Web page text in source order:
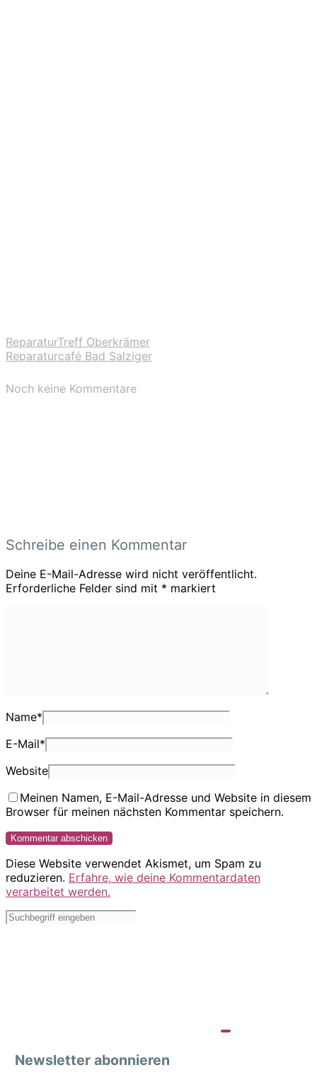
ReparaturTreff Oberkrämer
Reparaturcafé Bad Salziger
Noch keine Kommentare
Schreibe einen Kommentar
Deine E-Mail-Adresse wird nicht veröffentlicht.
Erforderliche Felder sind mit * markiert
Name*
E-Mail*
Website
Meinen Namen, E-Mail-Adresse und Website in diesem
Browser für meinen nächsten Kommentar speichern.
Diese Website verwendet Akismet, um Spam zu
reduzieren. Erfahre, wie deine Kommentardaten
verarbeitet werden.
Newsletter abonnieren